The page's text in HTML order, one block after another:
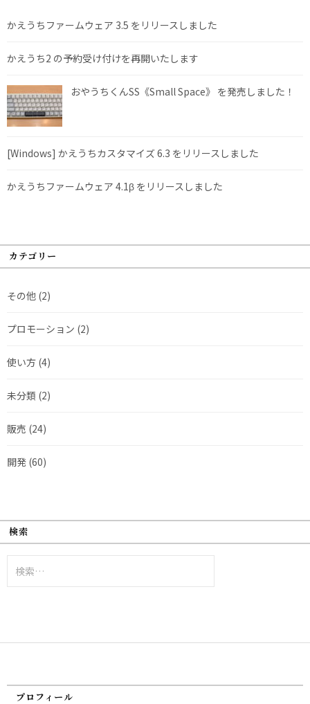
かえうちファームウェア 3.5 をリリースしました
かえうち2 の予約受け付けを再開いたします
おやうちくんSS《Small Space》 を発売しました！
[Windows] かえうちカスタマイズ 6.3 をリリースしました
かえうちファームウェア 4.1β をリリースしました
カテゴリー
その他 (2)
プロモーション (2)
使い方 (4)
未分類 (2)
販売 (24)
開発 (60)
検索
索:
プロフィール